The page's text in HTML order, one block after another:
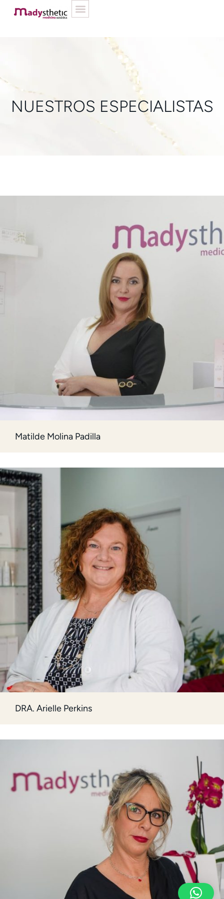
NUESTROS ESPECIALISTAS
Matilde Molina Padilla
DRA. Arielle Perkins